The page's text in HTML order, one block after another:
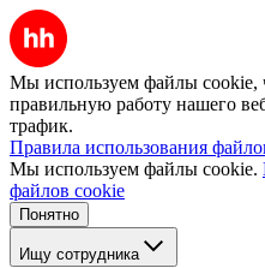
Мы используем файлы cookie,
правильную работу нашего
трафик.
Правила использования
Мы используем файлы cookie.
файлов cookie
Понятно
Ищу сотрудника